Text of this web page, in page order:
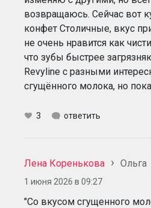
возвращаюсь. Сейчас вот
конфет Столичные, вкус
не очень нравится как
что зубы быстрее
Revyline с разными
сгущённого молока, но
3 ответить
Лена Коренькова Ольга
1 июня 2026 в 09:27
"Со вкусом сгущенного